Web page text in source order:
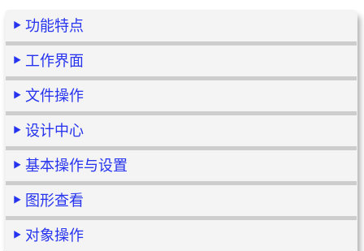
功能特点
工作界面
文件操作
设计中心
基本操作与设置
图形查看
对象操作